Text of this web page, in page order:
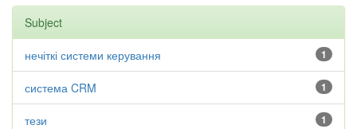
Subject
1
нечіткі системи керування
1
система CRM
1
тези